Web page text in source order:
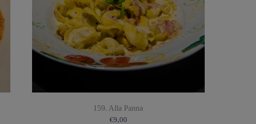
159. Alla Panna
€9,00